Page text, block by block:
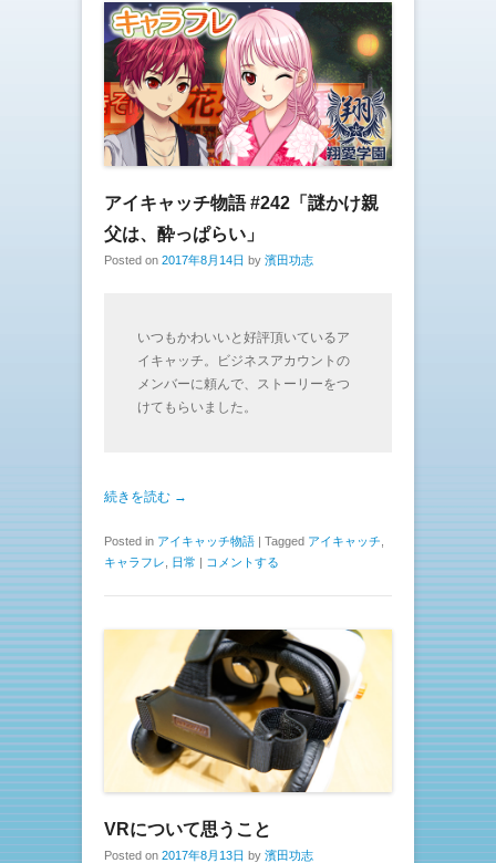
アイキャッチ物語 #242「謎かけ親
父は、酔っぱらい」
Posted on 2017年8月14日 by 濱田功志
いつもかわいいと好評頂いているア
イキャッチ。ビジネスアカウントの
メンバーに頼んで、ストーリーをつ
けてもらいました。
続きを読む →
Posted in アイキャッチ物語 | Tagged アイキャッチ
キャラフレ
日常 | コメントする
VRについて思うこと
Posted on 2017年8月13日 by 濱田功志